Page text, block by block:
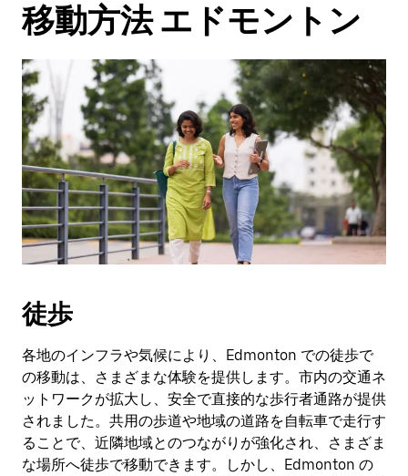
で
カ
ン
ダ
ー
を
操
作
し、
日
付
を
選
し
ま
ESC
ボ
ン
で
カ
レ
移動方法 エドモントン
徒歩
各地のインフラや気候により、Edmonton での徒歩で
の移動は、さまざまな体験を提供します。市内の交通ネ
ットワークが拡大し、安全で直接的な歩行者通路が提供
されました。共用の歩道や地域の道路を自転車で走行す
ることで、近隣地域とのつながりが強化され、さまざま
な場所へ徒歩で移動できます。しかし、Edmonton の